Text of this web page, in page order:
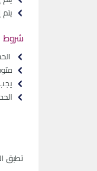
شروط
الحد
تطبق